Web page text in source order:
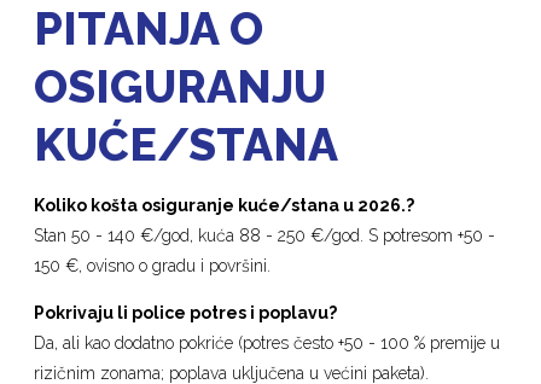
PITANJA O
OSIGURANJU
KUĆE/STANA
Koliko košta osiguranje kuće/stana u 2026.?
Stan 50 - 140 €/god, kuća 88 - 250 €/god. S potresom +50 -
150 €, ovisno o gradu i površini.
Pokrivaju li police potres i poplavu?
Da, ali kao dodatno pokriće (potres često +50 - 100 % premije u
rizičnim zonama; poplava uključena u većini paketa).